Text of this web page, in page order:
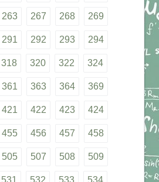
263 267 268 269
291 292 293 294
318 320 322 324
361 363 364 369
421 422 423 424
455 456 457 458
505 507 508 509
531 532 533 534